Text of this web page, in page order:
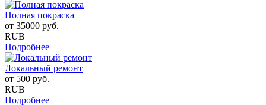
Полная покраска
от 35000 руб.
RUB
Подробнее
Локальный ремонт
от 500 руб.
RUB
Подробнее